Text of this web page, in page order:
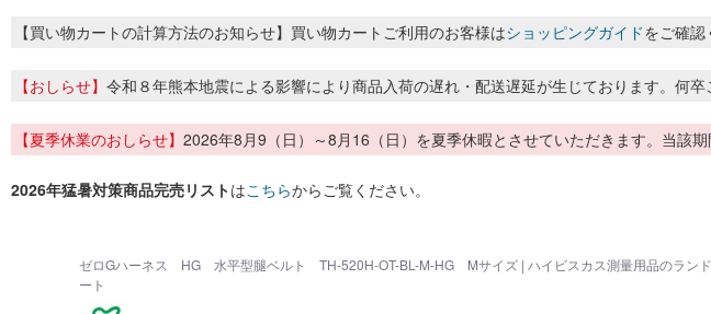
【買い物カートの計算方法のお知らせ】買い物カートご利用のお客様はショッピングガイドをご確
【おしらせ】 令和８年熊本地震による影響により商品入荷の遅れ・配送遅延が生じております。何
【夏季休業のおしらせ】 2026年8月9（日）～8月16（日）を夏季休暇とさせていただきます。当該
2026年猛暑対策商品完売リストはこちらからご覧ください。
ゼロGハーネス HG 水平型腿ベルト TH-520H-OT-BL-M-HG Mサイズ | ハイビスカス測量用品のラン
ート